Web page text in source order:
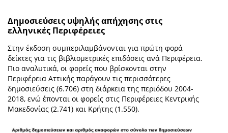
Δημοσιεύσεις υψηλής απήχησης στις
ελληνικές Περιφέρειες
Στην έκδοση συμπεριλαμβάνονται για πρώτη φορά
δείκτες για τις βιβλιομετρικές επιδόσεις ανά Περιφέρεια.
Πιο αναλυτικά, οι φορείς που βρίσκονται στην
Περιφέρεια Αττικής παράγουν τις περισσότερες
δημοσιεύσεις (6.706) στη διάρκεια της περιόδου 2004-
2018, ενώ έπονται οι φορείς στις Περιφέρειες Κεντρικής
Μακεδονίας (2.741) και Κρήτης (1.550).